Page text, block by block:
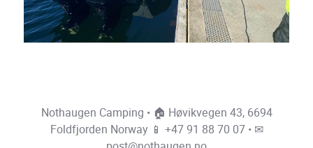
Nothaugen Camping • 🏠 Høvikvegen 43, 6694
Foldfjorden Norway 📱 +47 91 88 70 07• ✉